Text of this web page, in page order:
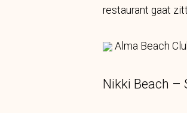
restaurant gaat
Alma Beach
Nikki Beach –